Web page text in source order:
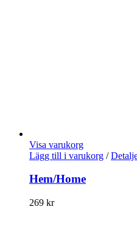
Visa varukorg
Lägg till i varukorg /
Hem/Home
269 kr